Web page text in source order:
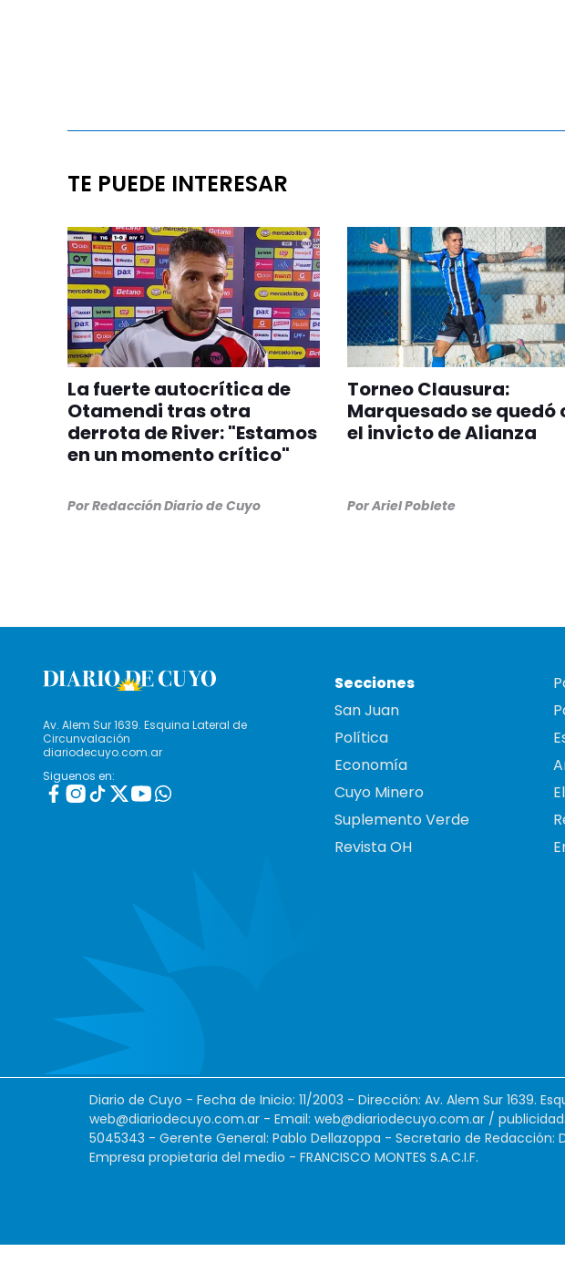
TE PUEDE INTERESAR
La fuerte autocrítica de
Otamendi tras otra
derrota de River: "Estamos
en un momento crítico"
PorRedacción Diario de Cuyo
Torneo Clausura:
Marquesado se quedó
el invicto de Alianza
PorAriel Poblete
Av. Alem Sur 1639. Esquina Lateral de
Circunvalación
diariodecuyo.com.ar
Siguenos en:
Secciones
San Juan
Política
Economía
Cuyo Minero
Suplemento Verde
Revista OH
Diario de Cuyo - Fecha de Inicio: 11/2003 - Dirección: Av. Alem Sur 1639.
web@diariodecuyo.com.ar - Email: web@diariodecuyo.com.ar /
5045343 - Gerente General: Pablo Dellazoppa - Secretario de Redacción:
Empresa propietaria del medio - FRANCISCO MONTES S.A.C.I.F.